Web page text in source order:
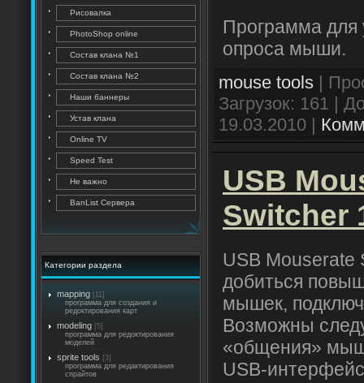
Рисовалка
PhotoShop online
Состав клана №1
Состав клана №2
Наши баннеры
Устав клана
Online TV
Speed Test
Не важно
BanList Сервера
Категории раздела
mapping
[11]
программа для создания и
редоктирования карт
modeling [5]
программа для редоктирования
моделей
sprite tools
[3]
программа для редактирования
спрайтов
Программа для
опроса мыши.
mouse tools |
Загрузок: 161 |
19.03.2010 |
USB
Switcher
USB Mouserate
добиться
мышек,
Возможны
«общения»
USB-